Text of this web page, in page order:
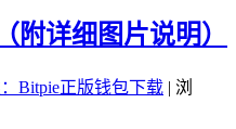
附详细图片说明）
Bitpie正版钱包下载 | 浏